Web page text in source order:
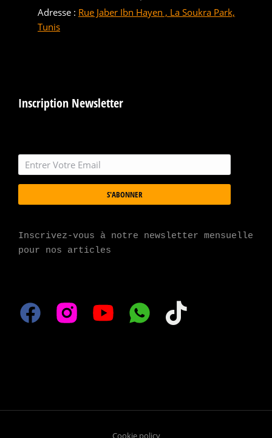
Adresse : Rue Jaber Ibn Hayen , La Soukra Park,
Tunis
Inscription Newsletter
S'ABONNER
Inscrivez-vous à notre newsletter mensuelle
pour nos articles
Cookie policy